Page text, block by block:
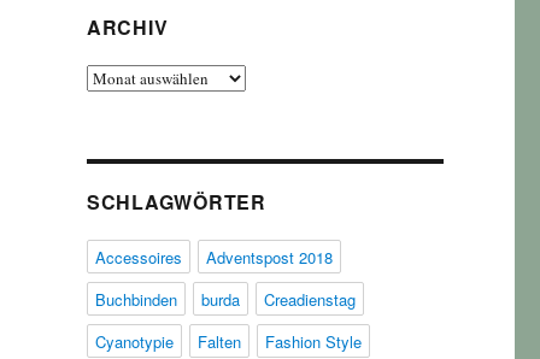
ARCHIV
Archiv
SCHLAGWÖRTER
Accessoires
Adventspost 2018
Buchbinden
burda
Creadienstag
Cyanotypie
Falten
Fashion Style